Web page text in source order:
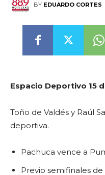
BY EDUARDO CORTES
Espacio Deportivo 15
Toño de Valdés y Raúl
deportiva.
Pachuca vence a
Previo semifinales